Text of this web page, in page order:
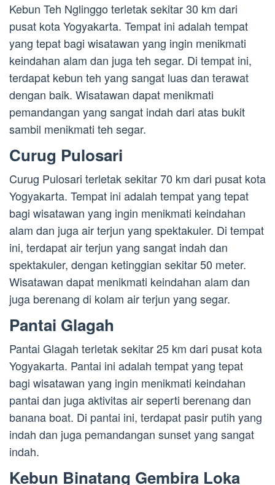
Kebun Teh Nglinggo terletak sekitar 30 km dari
pusat kota Yogyakarta. Tempat ini adalah tempat
yang tepat bagi wisatawan yang ingin menikmati
keindahan alam dan juga teh segar. Di tempat ini,
terdapat kebun teh yang sangat luas dan terawat
dengan baik. Wisatawan dapat menikmati
pemandangan yang sangat indah dari atas bukit
sambil menikmati teh segar.
Curug Pulosari
Curug Pulosari terletak sekitar 70 km dari pusat kota
Yogyakarta. Tempat ini adalah tempat yang tepat
bagi wisatawan yang ingin menikmati keindahan
alam dan juga air terjun yang spektakuler. Di tempat
ini, terdapat air terjun yang sangat indah dan
spektakuler, dengan ketinggian sekitar 50 meter.
Wisatawan dapat menikmati keindahan alam dan
juga berenang di kolam air terjun yang segar.
Pantai Glagah
Pantai Glagah terletak sekitar 25 km dari pusat kota
Yogyakarta. Pantai ini adalah tempat yang tepat
bagi wisatawan yang ingin menikmati keindahan
pantai dan juga aktivitas air seperti berenang dan
banana boat. Di pantai ini, terdapat pasir putih yang
indah dan juga pemandangan sunset yang sangat
indah.
Kebun Binatang Gembira Loka